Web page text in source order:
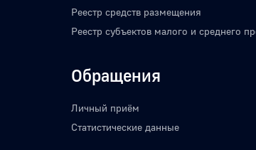
Реестр средств размещения
Реестр субъектов малого и среднего
Обращения
Личный приём
Статистические данные